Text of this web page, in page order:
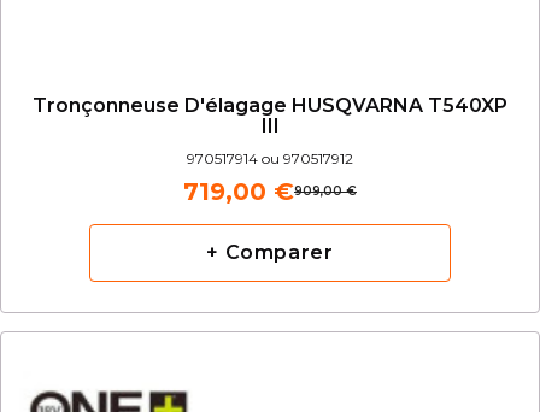
Tronçonneuse D'élagage HUSQVARNA T540XP
III
970517914 ou 970517912
909,00 €
719,00 €
+ Comparer